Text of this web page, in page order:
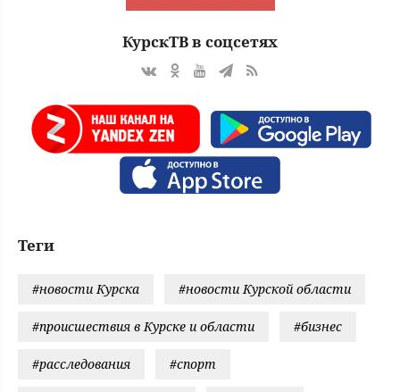
КурскТВ в соцсетях
Теги
#новости Курска #новости Курской области
#происшествия в Курске и области #бизнес
#расследования #спорт